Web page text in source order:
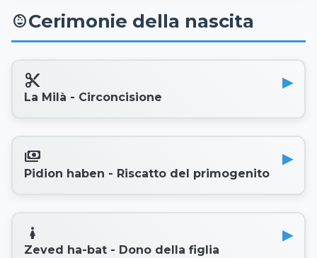
child_careCerimonie della nascita
content_cut
La Milà - Circoncisione
payments
Pidion haben - Riscatto del primogenito
girl
Zeved ha-bat - Dono della figlia